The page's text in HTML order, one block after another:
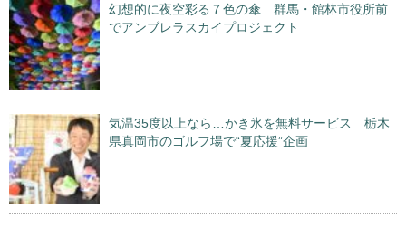
幻想的に夜空彩る７色の傘 群馬・館林市役所前
でアンブレラスカイプロジェクト
気温35度以上なら…かき氷を無料サービス 栃木
県真岡市のゴルフ場で“夏応援”企画